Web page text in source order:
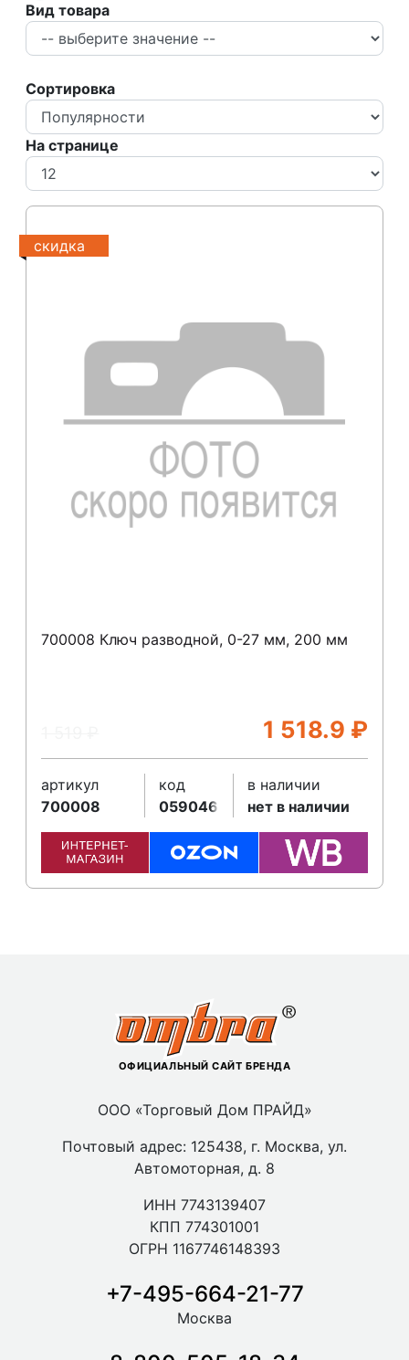
Вид товара
Сортировка
На странице
скидка
700008 Ключ разводной, 0-27 мм, 200 мм
1 518.9 ₽
артикул
700008
код
059046
в наличии
нет в наличии
ОФИЦИАЛЬНЫЙ САЙТ БРЕНДА
ООО «Торговый Дом ПРАЙД»
Почтовый адрес: 125438, г. Москва, ул.
Автомоторная, д. 8
ИНН 7743139407
КПП 774301001
ОГРН 1167746148393
+7-495-664-21-77
Москва